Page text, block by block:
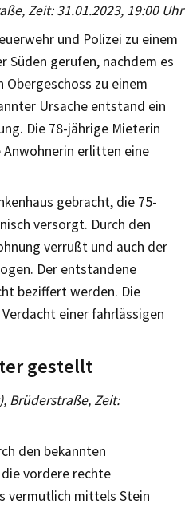
Zeit: 31.01.2023, 19:00 Uhr
und Polizei zu einem
Süden gerufen, nachdem es
Obergeschoss zu einem
Ursache entstand ein
Die 78-jährige Mieterin
erlitten eine
gebracht, die 75-
versorgt. Durch den
verrußt und auch der
Der entstandene
beziffert werden. Die
einer fahrlässigen
gestellt
Brüderstraße, Zeit:
den bekannten
vordere rechte
vermutlich mittels Stein